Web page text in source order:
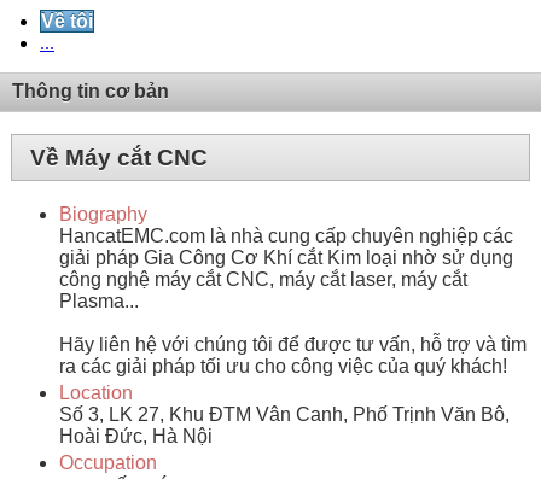
Về tôi
...
Thông tin cơ bản
Về Máy cắt CNC
Biography
HancatEMC.com là nhà cung cấp chuyên nghiệp các
giải pháp Gia Công Cơ Khí cắt Kim loại nhờ sử dụng
công nghệ máy cắt CNC, máy cắt laser, máy cắt
Plasma...
Hãy liên hệ với chúng tôi để được tư vấn, hỗ trợ và tìm
ra các giải pháp tối ưu cho công việc của quý khách!
Location
Số 3, LK 27, Khu ĐTM Vân Canh, Phố Trịnh Văn Bô,
Hoài Đức, Hà Nội
Occupation